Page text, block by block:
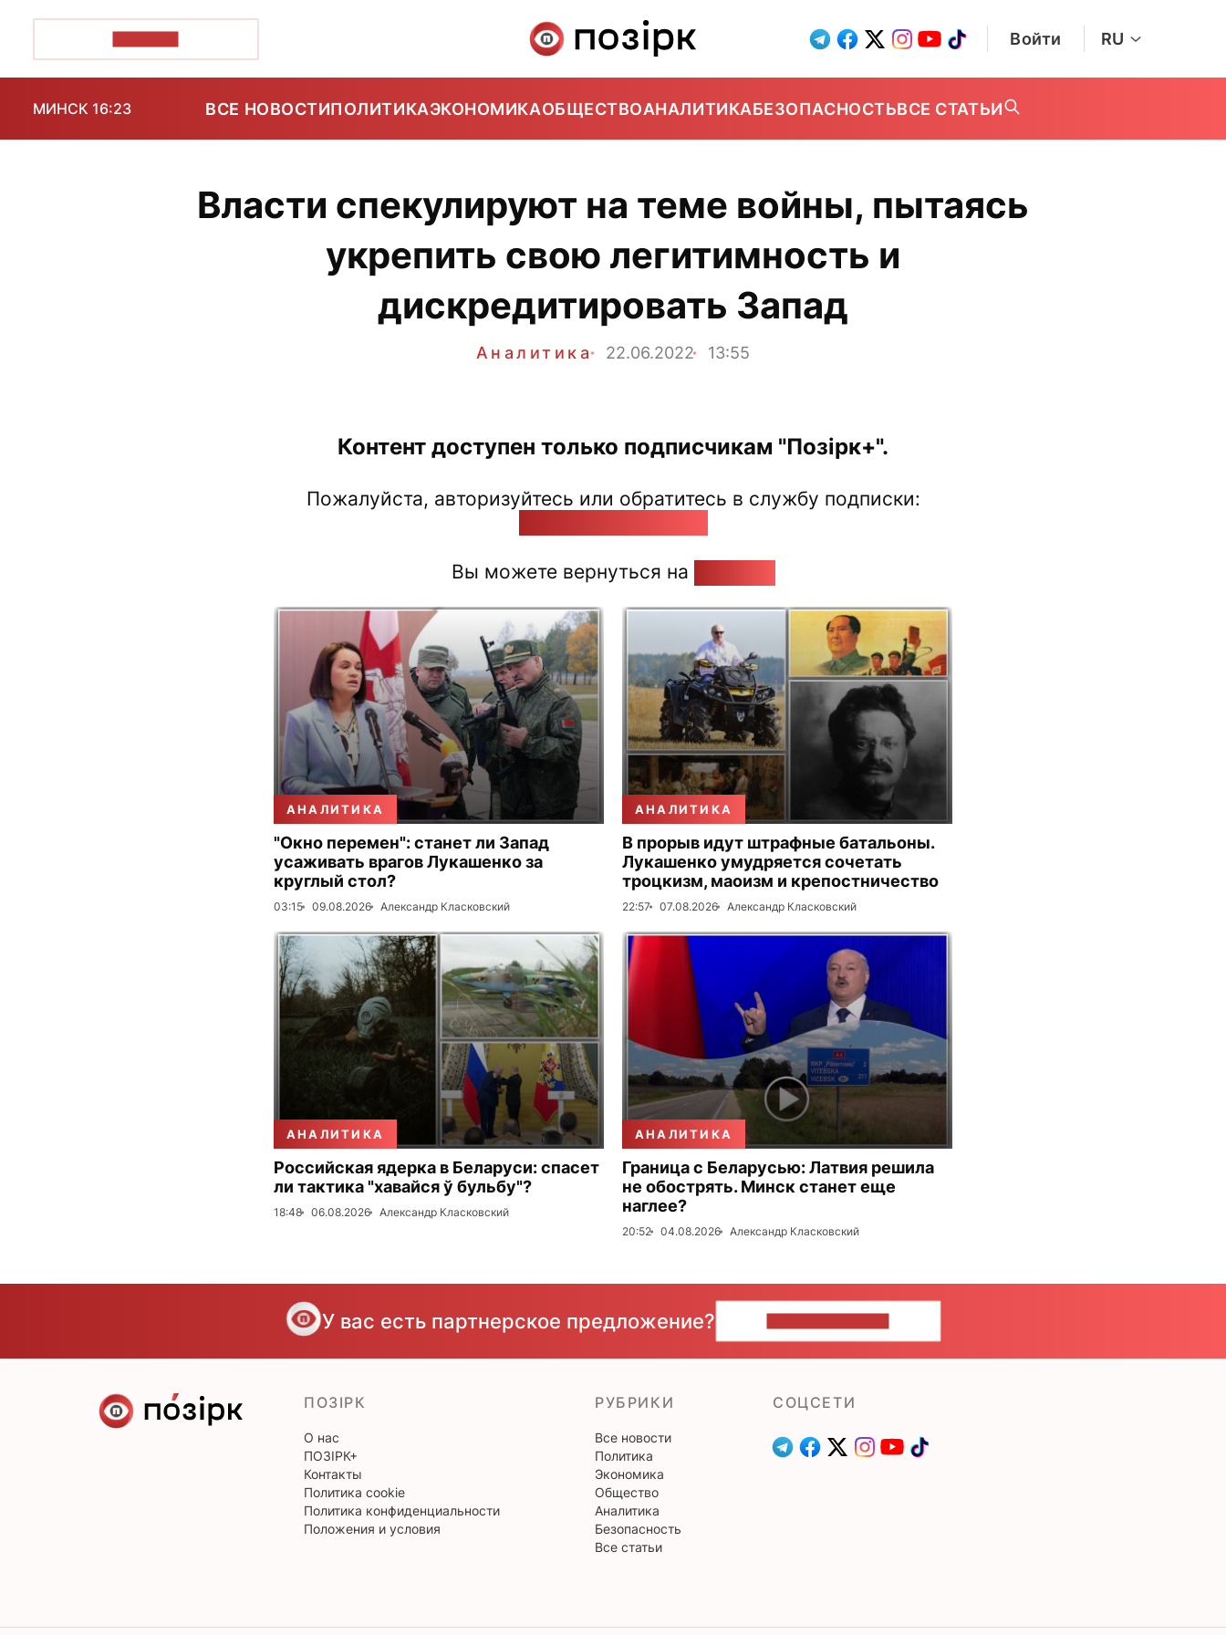
Войти RU
МИНСК 16:23 ВСЕ НОВОСТИПОЛИТИКАЭКОНОМИКАОБЩЕСТВОАНАЛИТИКАБЕЗОПАСНОСТЬВСЕ СТАТЬИ
Власти спекулируют на теме войны, пытаясь
укрепить свою легитимность и
дискредитировать Запад
Аналитика 22.06.2022 13:55
Контент доступен только подписчикам "Позірк+".
Пожалуйста, авторизуйтесь или обратитесь в службу подписки:
Вы можете вернуться на
АНАЛИТИКА
"Окно перемен": станет ли Запад
усаживать врагов Лукашенко за
круглый стол?
03:15 09.08.2026 Александр Класковский
АНАЛИТИКА
В прорыв идут штрафные батальоны.
Лукашенко умудряется сочетать
троцкизм, маоизм и крепостничество
22:57 07.08.2026 Александр Класковский
АНАЛИТИКА
Российская ядерка в Беларуси: спасет
ли тактика "хавайся ў бульбу"?
18:48 06.08.2026 Александр Класковский
АНАЛИТИКА
Граница с Беларусью: Латвия решила
не обострять. Минск станет еще
наглее?
20:52 04.08.2026 Александр Класковский
У вас есть партнерское предложение?
ПОЗІРК
О нас
ПОЗІРК+
Контакты
Политика cookie
Политика конфиденциальности
Положения и условия
РУБРИКИ
Все новости
Политика
Экономика
Общество
Аналитика
Безопасность
Все статьи
CОЦСЕТИ